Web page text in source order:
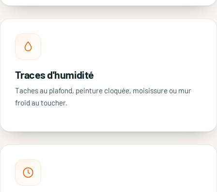
Traces d'humidité
Taches au plafond, peinture cloquée, moisissure ou mur
froid au toucher.